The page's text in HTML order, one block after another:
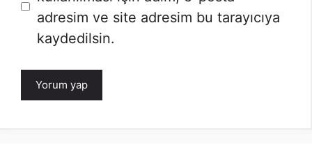
adresim ve site adresim bu tarayıcıya
kaydedilsin.